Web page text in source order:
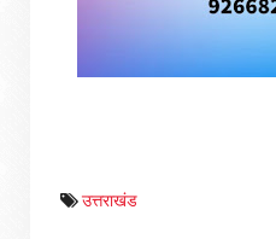
उत्तराखंड